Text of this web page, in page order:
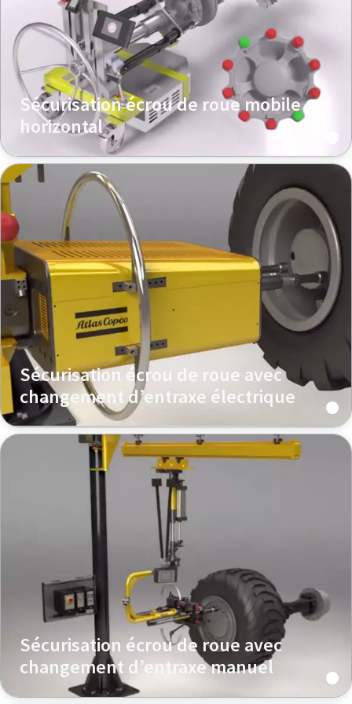
Sécurisation écrou de roue mobile
horizontal
Sécurisation écrou de roue avec
changement d’entraxe électrique
Sécurisation écrou de roue avec
changement d’entraxe manuel